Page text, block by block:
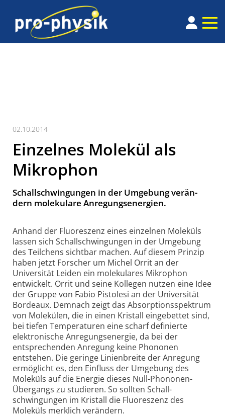
02.10.2014
Einzelnes Molekül als
Mikrophon
Schallschwingungen in der Umge­bung verän­
dern mole­ku­lare Anregungs­energien.
Anhand der Fluoreszenz eines einzelnen Moleküls
lassen sich Schall­schwing­ungen in der Umgebung
des Teilchens sichtbar machen. Auf diesem Prinzip
haben jetzt Forscher um Michel Orrit an der
Universität Leiden ein molekulares Mikrophon
entwickelt. Orrit und seine Kollegen nutzen eine Idee
der Gruppe von Fabio Pistolesi an der Universität
Bordeaux. Demnach zeigt das Absorptions­spektrum
von Molekülen, die in einen Kristall eingebettet sind,
bei tiefen Temperaturen eine scharf definierte
elektronische Anregungs­energie, da bei der
entsprechenden Anregung keine Phononen
entstehen. Die geringe Linien­breite der Anregung
ermöglicht es, den Einfluss der Umgebung des
Moleküls auf die Energie dieses Null-Phononen-
Übergangs zu studieren. So sollten Schall­
schwingungen im Kristall die Fluoreszenz des
Moleküls merklich verändern.